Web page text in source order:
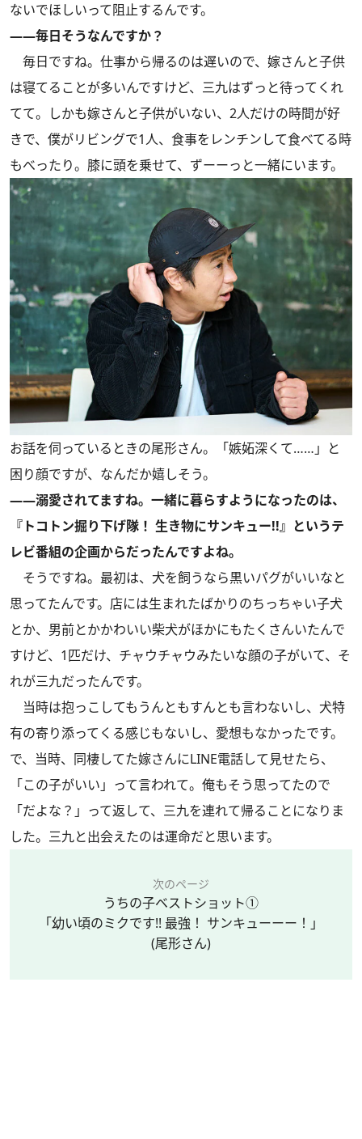
ないでほしいって阻止するんです。
――毎日そうなんですか？
毎日ですね。仕事から帰るのは遅いので、嫁さんと子供
は寝てることが多いんですけど、三九はずっと待ってくれ
てて。しかも嫁さんと子供がいない、2人だけの時間が好
きで、僕がリビングで1人、食事をレンチンして食べてる時
もべったり。膝に頭を乗せて、ずーーっと一緒にいます。
お話を伺っているときの尾形さん。「嫉妬深くて……」と
困り顔ですが、なんだか嬉しそう。
――溺愛されてますね。一緒に暮らすようになったのは、
『トコトン掘り下げ隊！ 生き物にサンキュー!!』というテ
レビ番組の企画からだったんですよね。
そうですね。最初は、犬を飼うなら黒いパグがいいなと
思ってたんです。店には生まれたばかりのちっちゃい子犬
とか、男前とかかわいい柴犬がほかにもたくさんいたんで
すけど、1匹だけ、チャウチャウみたいな顔の子がいて、そ
れが三九だったんです。
当時は抱っこしてもうんともすんとも言わないし、犬特
有の寄り添ってくる感じもないし、愛想もなかったです。
で、当時、同棲してた嫁さんにLINE電話して見せたら、
「この子がいい」って言われて。俺もそう思ってたので
「だよな？」って返して、三九を連れて帰ることになりま
した。三九と出会えたのは運命だと思います。
次のページ
うちの子ベストショット①
「幼い頃のミクです!! 最強！ サンキューーー！」
(尾形さん)